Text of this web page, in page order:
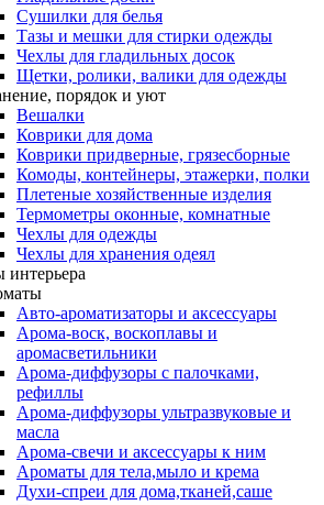
Сушилки для белья
Тазы и мешки для стирки одежды
Чехлы для гладильных досок
Щетки, ролики, валики для одежды
порядок и уют
Вешалки
Коврики для дома
Коврики придверные, грязесборные
Комоды, контейнеры, этажерки, полки
Плетеные хозяйственные изделия
Термометры оконные, комнатные
Чехлы для одежды
Чехлы для хранения одеял
Авто-ароматизаторы и аксессуары
Арома-воск, воскоплавы и
аромасветильники
Арома-диффузоры с палочками,
рефиллы
Арома-диффузоры ультразвуковые и
масла
Арома-свечи и аксессуары к ним
Ароматы для тела,мыло и крема
Духи-спреи для дома,тканей,саше